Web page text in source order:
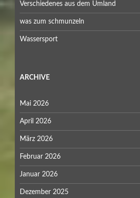
Verschiedenes aus dem Umland
was zum schmunzeln
Wassersport
ARCHIVE
Mai 2026
April 2026
März 2026
Februar 2026
Januar 2026
Dezember 2025